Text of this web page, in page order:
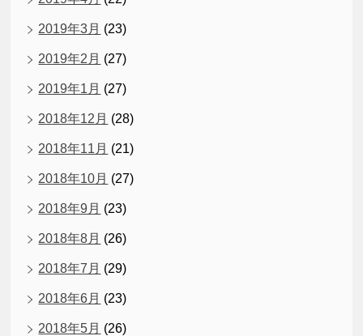
2019年3月 (23)
2019年2月 (27)
2019年1月 (27)
2018年12月 (28)
2018年11月 (21)
2018年10月 (27)
2018年9月 (23)
2018年8月 (26)
2018年7月 (29)
2018年6月 (23)
2018年5月 (26)